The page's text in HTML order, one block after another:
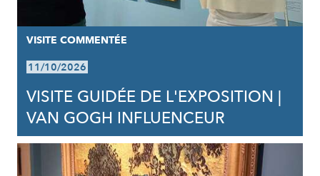
VISITE COMMENTÉE
11/10/2026
VISITE GUIDÉE DE L'EXPOSITION |
VAN GOGH INFLUENCEUR